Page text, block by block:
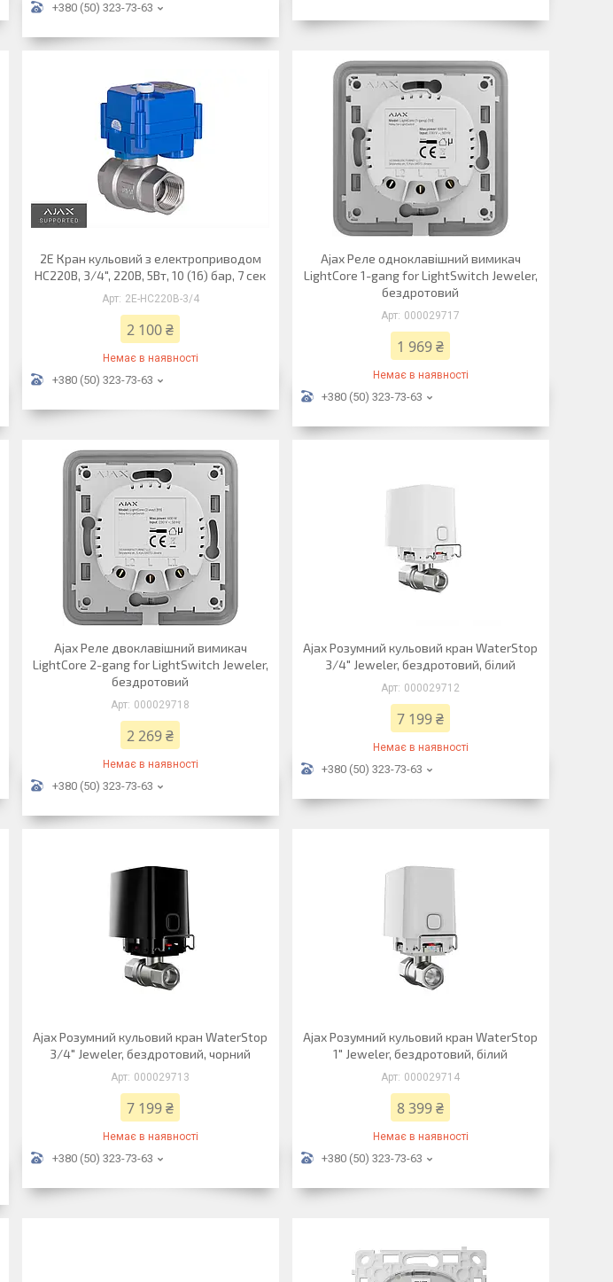
+380 (50) 323-73-63
2E Кран кульовий з електроприводом
HC220B, 3/4", 220В, 5Вт, 10 (16) бар, 7 сек
2E-HC220B-3/4
2 100 ₴
Немає в наявності
+380 (50) 323-73-63
Ajax Реле одноклавішний вимикач
LightCore 1-gang for LightSwitch Jeweler,
бездротовий
000029717
1 969 ₴
Немає в наявності
+380 (50) 323-73-63
Ajax Реле двоклавішний вимикач
LightCore 2-gang for LightSwitch Jeweler,
бездротовий
000029718
2 269 ₴
Немає в наявності
+380 (50) 323-73-63
Ajax Розумний кульовий кран WaterStop
3/4" Jeweler, бездротовий, білий
000029712
7 199 ₴
Немає в наявності
+380 (50) 323-73-63
Ajax Розумний кульовий кран WaterStop
3/4" Jeweler, бездротовий, чорний
000029713
7 199 ₴
Немає в наявності
+380 (50) 323-73-63
Ajax Розумний кульовий кран WaterStop
1" Jeweler, бездротовий, білий
000029714
8 399 ₴
Немає в наявності
+380 (50) 323-73-63